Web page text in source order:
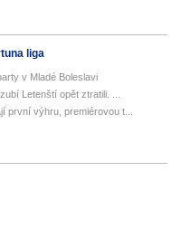
liga
v Mladé Boleslavi
Letenští opět ztratili. ...
první výhru, premiérovou t...